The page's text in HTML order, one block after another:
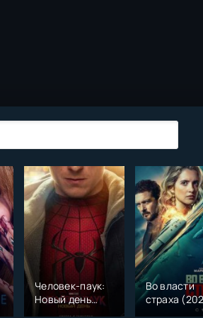
Человек-паук:
Новый день
(2026)
Во власти
страха